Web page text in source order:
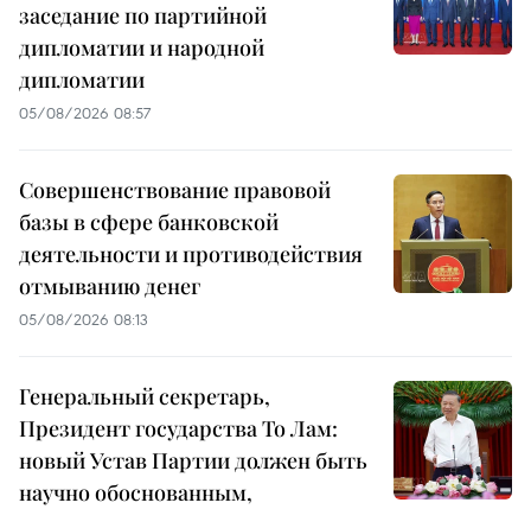
заседание по партийной
дипломатии и народной
дипломатии
05/08/2026 08:57
Совершенствование правовой
базы в сфере банковской
деятельности и противодействия
отмыванию денег
05/08/2026 08:13
Генеральный секретарь,
Президент государства То Лам:
новый Устав Партии должен быть
научно обоснованным,